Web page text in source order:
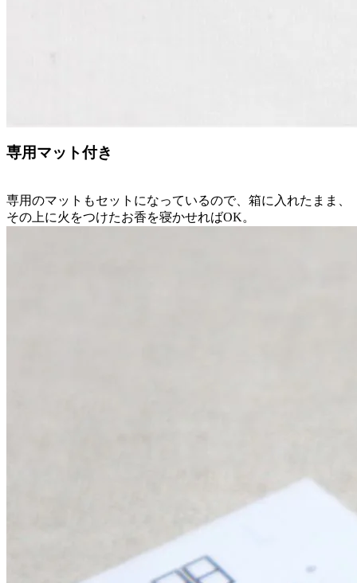
専用マット付き
専用のマットもセットになっているので、箱に入れたまま、
その上に火をつけたお香を寝かせればOK。